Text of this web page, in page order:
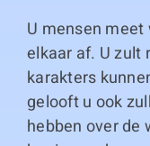
U mensen
elkaar af. U zult
karakters
gelooft u ook
hebben over de